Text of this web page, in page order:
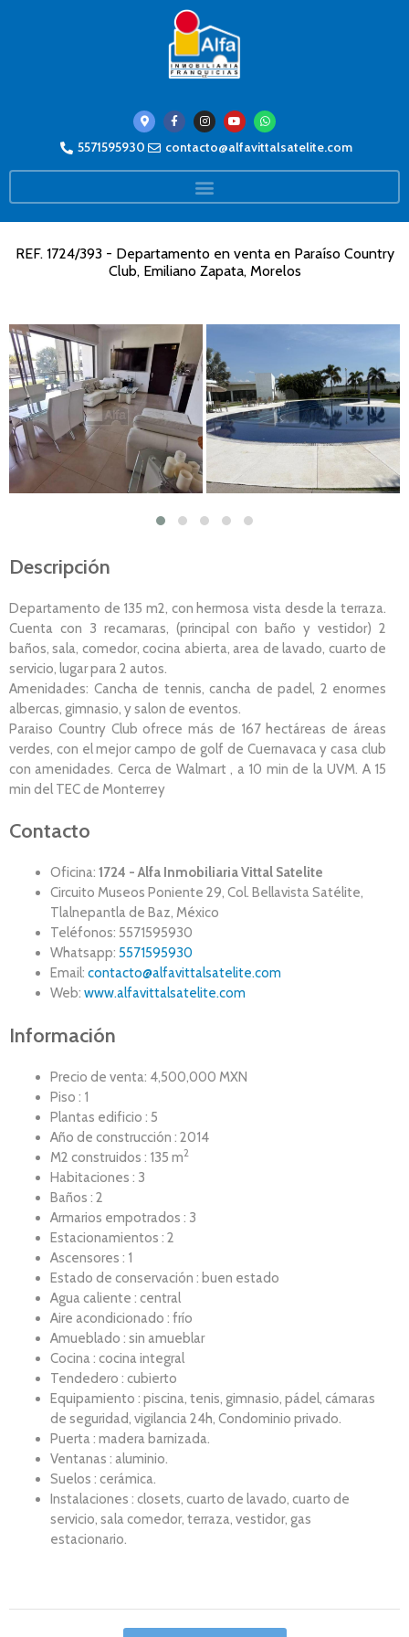
5571595930 contacto@alfavittalsatelite.com
REF. 1724/393 - Departamento en venta en Paraíso Country
Club, Emiliano Zapata, Morelos
Descripción
Departamento de 135 m2, con hermosa vista desde la terraza.
Cuenta con 3 recamaras, (principal con baño y vestidor) 2
baños, sala, comedor, cocina abierta, area de lavado, cuarto de
servicio, lugar para 2 autos.
Amenidades: Cancha de tennis, cancha de padel, 2 enormes
albercas, gimnasio, y salon de eventos.
Paraiso Country Club ofrece más de 167 hectáreas de áreas
verdes, con el mejor campo de golf de Cuernavaca y casa club
con amenidades. Cerca de Walmart , a 10 min de la UVM. A 15
min del TEC de Monterrey
Contacto
Oficina: 1724 - Alfa Inmobiliaria Vittal Satelite
Circuito Museos Poniente 29, Col. Bellavista Satélite,
Tlalnepantla de Baz, México
Teléfonos: 5571595930
Whatsapp: 5571595930
Email: contacto@alfavittalsatelite.com
Web: www.alfavittalsatelite.com
Información
Precio de venta: 4,500,000 MXN
Piso : 1
Plantas edificio : 5
Año de construcción : 2014
M2 construidos : 135 m2
Habitaciones : 3
Baños : 2
Armarios empotrados : 3
Estacionamientos : 2
Ascensores : 1
Estado de conservación : buen estado
Agua caliente : central
Aire acondicionado : frío
Amueblado : sin amueblar
Cocina : cocina integral
Tendedero : cubierto
Equipamiento : piscina, tenis, gimnasio, pádel, cámaras
de seguridad, vigilancia 24h, Condominio privado.
Puerta : madera barnizada.
Ventanas : aluminio.
Suelos : cerámica.
Instalaciones : closets, cuarto de lavado, cuarto de
servicio, sala comedor, terraza, vestidor, gas
estacionario.